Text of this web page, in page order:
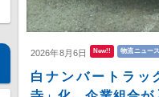
2026年8月6日 New!! 物流ニュース
白ナンバートラッ